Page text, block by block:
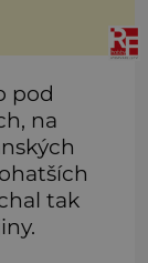
měli dobrý
tolik
pod
na
tak